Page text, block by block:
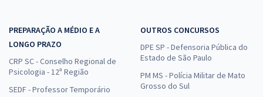
PREPARAÇÃO A MÉDIO E A
LONGO PRAZO
CRP SC - Conselho Regional de
Psicologia - 12ª Região
SEDF - Professor Temporário
OUTROS CONCURSOS
DPE SP - Defensoria Pública do
Estado de São Paulo
PM MS - Polícia Militar de Mato
Grosso do Sul